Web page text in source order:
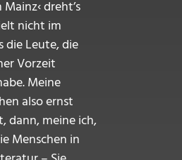
dreht’s
nicht im
die Leute, die
Vorzeit
Meine
also ernst
dann, meine ich,
Menschen in